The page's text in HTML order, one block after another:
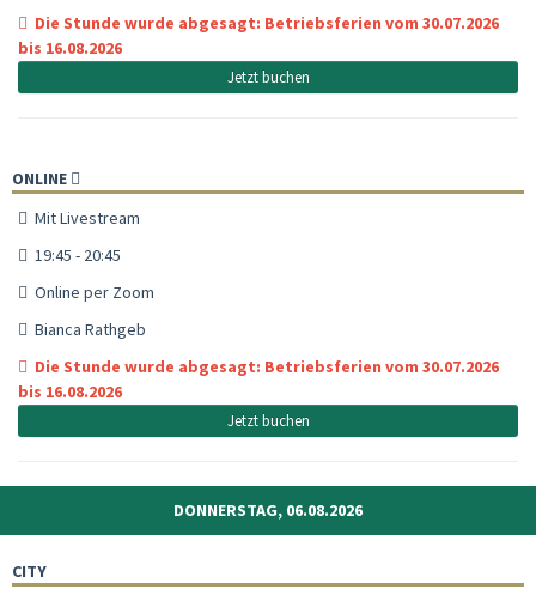
Die Stunde wurde abgesagt: Betriebsferien vom 30.07.2026
bis 16.08.2026
Jetzt buchen
ONLINE
Mit Livestream
19:45 - 20:45
Online per Zoom
Bianca Rathgeb
Die Stunde wurde abgesagt: Betriebsferien vom 30.07.2026
bis 16.08.2026
Jetzt buchen
DONNERSTAG, 06.08.2026
CITY